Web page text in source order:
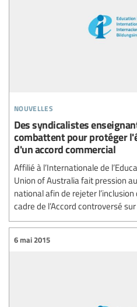
nouvelles
Des syndicalistes
combattent pour protéger
d'un accord commercial
Affilié à l’Internationale de
Union of Australia fait pression
national afin de rejeter
cadre de l’Accord controversé
6 mai 2015